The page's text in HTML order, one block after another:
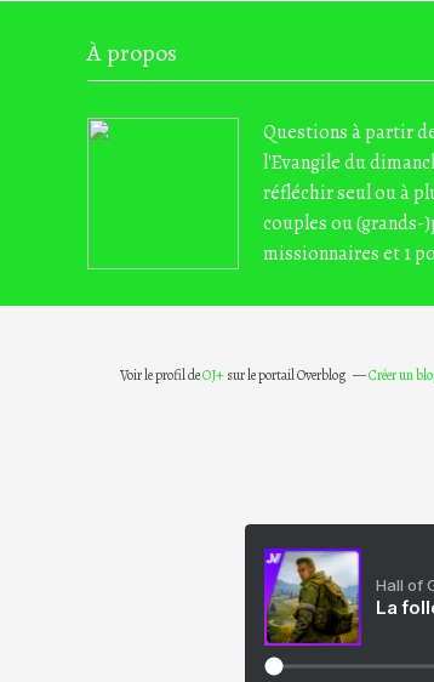
À propos
Questions à partir
l'Evangile du
réfléchir seul ou à
couples ou (grands-
missionnaires et 1
Voir le profil deOJ+sur le portail Overblog Créer un
Hall of
La